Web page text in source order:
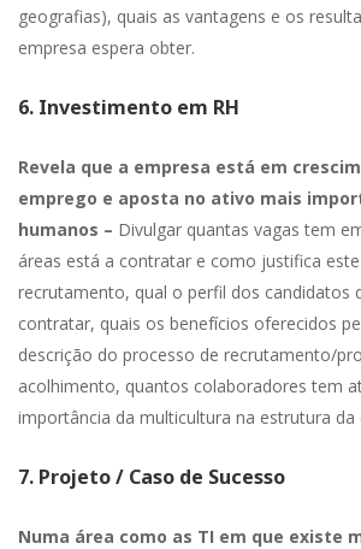
geografias), quais as vantagens e os
empresa espera obter.
6. Investimento em RH
Revela que a empresa está em
emprego e aposta no ativo mais
humanos – Divulgar quantas vagas tem
áreas está a contratar e como justifica
recrutamento, qual o perfil dos candidatos
contratar, quais os benefícios oferecidos
descrição do processo de recrutamento/
acolhimento, quantos colaboradores tem
importância da multicultura na estrutura da
7. Projeto / Caso de Sucesso
Numa área como as TI em que existe